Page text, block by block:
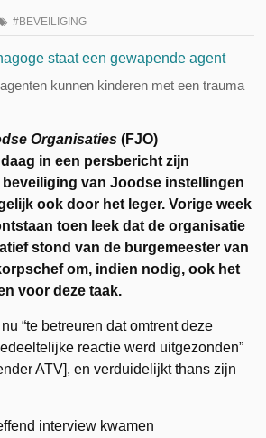
BEVEILIGING
kunnen kinderen met een trauma
Organisaties (FJO)
in een persbericht zijn
van Joodse instellingen
ook door het leger. Vorige week
toen leek dat de organisatie
stond van de burgemeester van
om, indien nodig, ook het
voor deze taak.
“te betreuren dat omtrent deze
reactie werd uitgezonden”
ATV], en verduidelijkt thans zijn
interview kwamen